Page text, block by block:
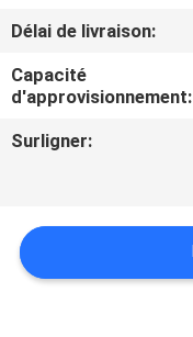
CONTRÔLE
DE
LA
QUALITÉ
NOUVELLES
Délai de livraison:
Capacité
d'approvisionnement:
Surligner: